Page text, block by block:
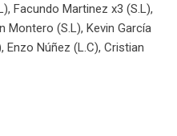
Facundo Martinez x3 (S.L),
Montero (S.L), Kevin García
Enzo Núñez (L.C), Cristian